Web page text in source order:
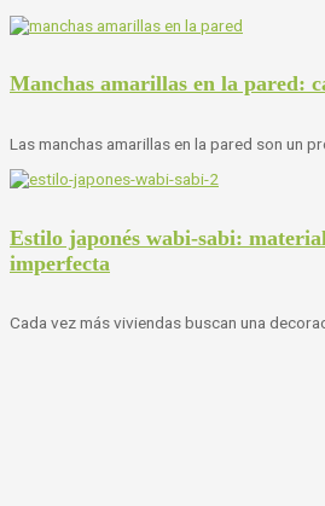
Manchas amarillas en la pared:
Las manchas amarillas en la pared son un
Estilo japonés wabi-sabi:
imperfecta
Cada vez más viviendas buscan una